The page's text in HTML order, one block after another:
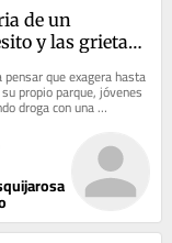
de un
y las grietas
pensar que exagera hasta
propio parque, jóvenes
droga con una
que asusta...